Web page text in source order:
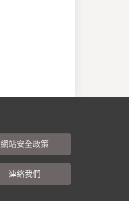
網站安全政策
連絡我們